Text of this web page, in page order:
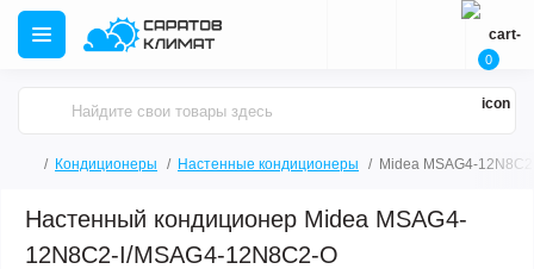
0
Кондиционеры Настенные кондиционеры Midea MSAG4-
Настенный кондиционер Midea MSAG4-
12N8C2-I/MSAG4-12N8C2-O